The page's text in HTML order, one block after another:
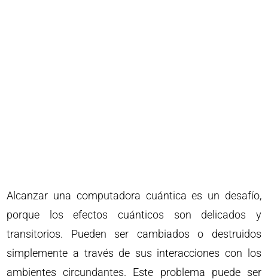
Alcanzar una computadora cuántica es un desafío,
porque los efectos cuánticos son delicados y
transitorios. Pueden ser cambiados o destruidos
simplemente a través de sus interacciones con los
ambientes circundantes. Este problema puede ser